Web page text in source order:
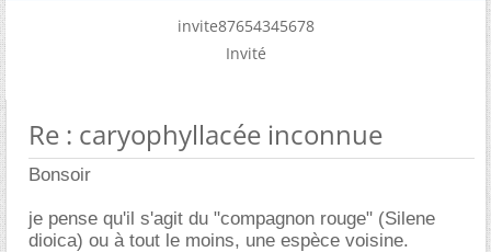
invite87654345678
Invité
Re : caryophyllacée inconnue
Bonsoir
je pense qu'il s'agit du "compagnon rouge" (Silene
dioica) ou à tout le moins, une espèce voisine.